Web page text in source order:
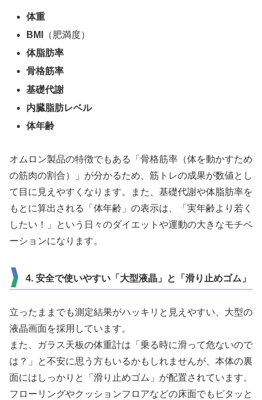
体重
BMI
（肥満度）
体脂肪率
骨格筋率
基礎代謝
内臓脂肪レベル
体年齢
オムロン製品の特徴でもある「骨格筋率（体を動かすため
の筋肉の割合）」が分かるため、筋トレの成果が数値とし
て目に見えやすくなります。また、基礎代謝や体脂肪率を
もとに算出される「体年齢」の表示は、「実年齢より若く
したい！」という日々のダイエットや運動の大きなモチベ
ーションになります。
4. 安全で使いやすい「大型液晶」と「滑り止めゴム」
立ったままでも測定結果がハッキリと見えやすい、大型の
液晶画面を採用しています。
また、ガラス天板の体重計は「乗る時に滑って危ないので
は？」と不安に思う方もいるかもしれませんが、本体の裏
面にはしっかりと「滑り止めゴム」が配置されています。
フローリングやクッションフロアなどの床面でもピタッと